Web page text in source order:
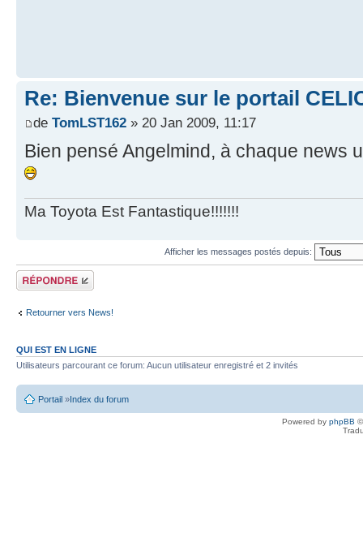
Re: Bienvenue sur le portail
de TomLST162 » 20 Jan 2009, 11:17
Bien pensé Angelmind, à chaque news
Ma Toyota Est Fantastique!!!!!!!
Afficher les messages postés depuis:
Écrire un
commentaire
Retourner vers News!
QUI EST EN LIGNE
Utilisateurs parcourant ce forum: Aucun utilisateur enregistré et 2 invités
Portail »Index du forum
Powered by phpBB